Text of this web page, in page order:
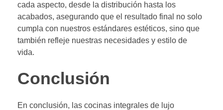
cada aspecto, desde la distribución hasta los
acabados, asegurando que el resultado final no solo
cumpla con nuestros estándares estéticos, sino que
también refleje nuestras necesidades y estilo de
vida.
Conclusión
En conclusión, las cocinas integrales de lujo